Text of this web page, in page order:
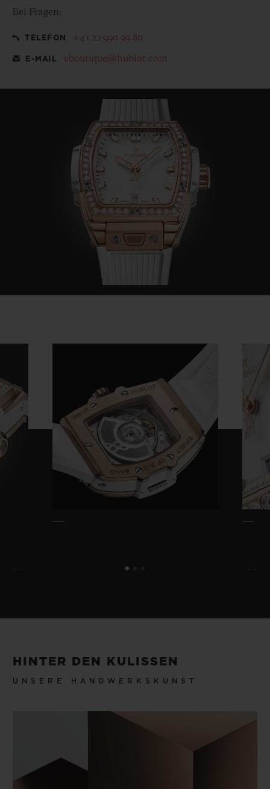
Bei Fragen:
TELEFON +41 22 990 99 80
E-MAIL eboutique@hublot.com
HINTER DEN KULISSEN
UNSERE HANDWERKSKUNST